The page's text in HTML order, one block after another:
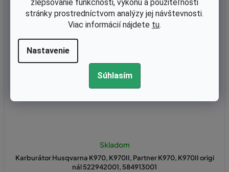
zlepšovanie funkčnosti, výkonu a použiteľnosti
stránky prostredníctvom analýzy jej návštevnosti.
Viac informácií nájdete tu.
Nastavenie
Súhlasím
Karburátor Husqvarna K970, K970II, Partner K970, K970II origi
nál 522942001, 584913001
Skladom